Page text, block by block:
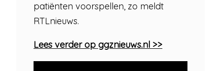
patiënten voorspellen, zo meldt
RTLnieuws.
Lees verder op ggznieuws.nl >>